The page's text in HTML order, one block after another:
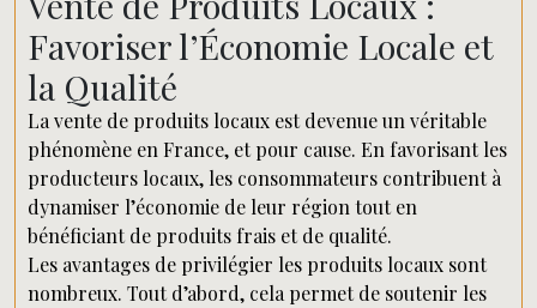
Favoriser l’Économie Locale et
la Qualité
La vente de produits locaux est devenue un véritable
phénomène en France, et pour cause. En favorisant les
producteurs locaux, les consommateurs contribuent à
dynamiser l’économie de leur région tout en
bénéficiant de produits frais et de qualité.
Les avantages de privilégier les produits locaux sont
nombreux. Tout d’abord, cela permet de soutenir les